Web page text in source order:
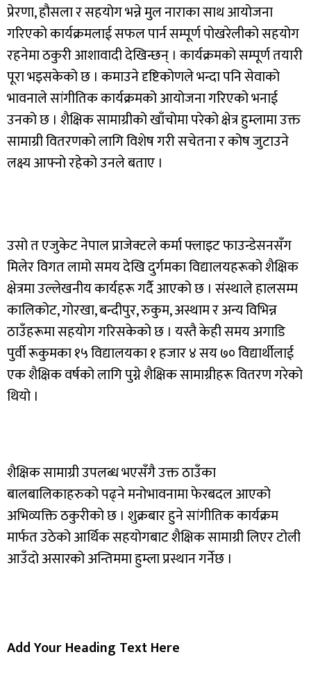
प्रेरणा, हौसला र सहयोग भन्ने मुल नाराका साथ आयोजना
गरिएको कार्यक्रमलाई सफल पार्न सम्पूर्ण पोखरेलीको सहयोग
रहनेमा ठकुरी आशावादी देखिन्छन् । कार्यक्रमको सम्पूर्ण तयारी
पूरा भइसकेको छ । कमाउने दृष्टिकोणले भन्दा पनि सेवाको
भावनाले सांगीतिक कार्यक्रमको आयोजना गरिएको भनाई
उनको छ । शैक्षिक सामाग्रीको खाँचोमा परेको क्षेत्र हुम्लामा उक्त
सामाग्री वितरणको लागि विशेष गरी सचेतना र कोष जुटाउने
लक्ष्य आफ्नो रहेको उनले बताए ।
उसो त एजुकेट नेपाल प्राजेक्टले कर्मा फ्लाइट फाउन्डेसनसँग
मिलेर विगत लामो समय देखि दुर्गमका विद्यालयहरूको शैक्षिक
क्षेत्रमा उल्लेखनीय कार्यहरू गर्दै आएको छ । संस्थाले हालसम्म
कालिकोट, गोरखा, बन्दीपुर, रुकुम, अस्थाम र अन्य विभिन्न
ठाउँहरूमा सहयोग गरिसकेको छ । यस्तै केही समय अगाडि
पुर्वी रूकुमका १५ विद्यालयका १ हजार ४ सय ७० विद्यार्थीलाई
एक शैक्षिक वर्षको लागि पुग्ने शैक्षिक सामाग्रीहरू वितरण गरेको
थियो ।
शैक्षिक सामाग्री उपलब्ध भएसँगै उक्त ठाउँका
बालबालिकाहरुको पढ्ने मनोभावनामा फेरबदल आएको
अभिव्यक्ति ठकुरीको छ । शुक्रबार हुने सांगीतिक कार्यक्रम
मार्फत उठेको आर्थिक सहयोगबाट शैक्षिक सामाग्री लिएर टोली
आउँदो असारको अन्तिममा हुम्ला प्रस्थान गर्नेछ ।
Add Your Heading Text Here